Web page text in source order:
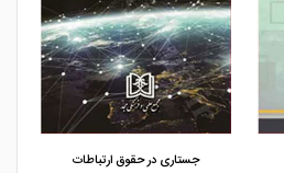
مشاهده و خرید
جستاری در حقوق ارتباطات